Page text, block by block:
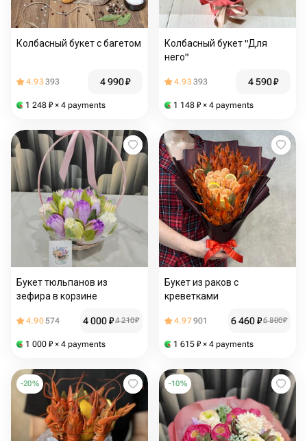
Колбасный букет с багетом
4.93393 4 990₽
1 248 ₽ × 4 payments
Колбасный букет "Для
него"
4.93393 4 590₽
1 148 ₽ × 4 payments
Букет тюльпанов из
зефира в корзине
4.90574 4 000₽4 210₽
1 000 ₽ × 4 payments
Букет из раков с
креветками
4.97901 6 460₽6 800₽
1 615 ₽ × 4 payments
-20% -10%